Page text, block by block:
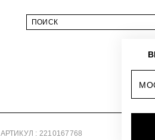
АРТИКУЛ : 2210167768